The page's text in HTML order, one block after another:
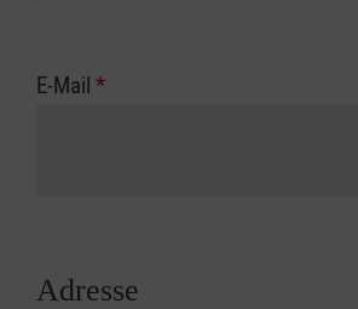
E-Mail *
Adresse